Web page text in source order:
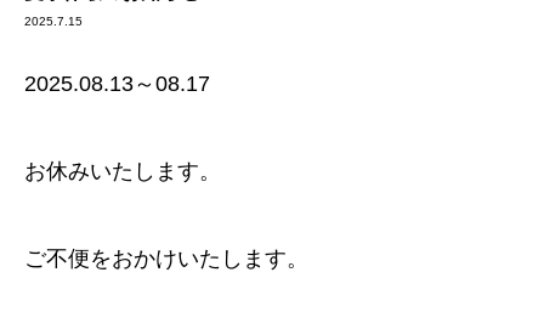
2025.7.15
2025.08.13～08.17
お休みいたします。
ご不便をおかけいたします。